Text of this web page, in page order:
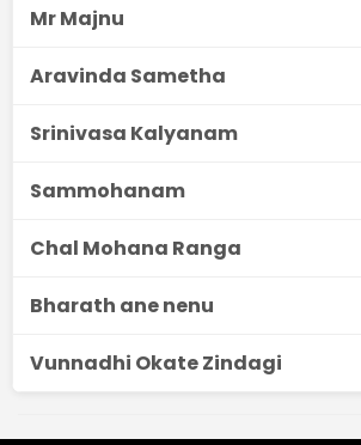
Mr Majnu
Aravinda Sametha
Srinivasa Kalyanam
Sammohanam
Chal Mohana Ranga
Bharath ane nenu
Vunnadhi Okate Zindagi